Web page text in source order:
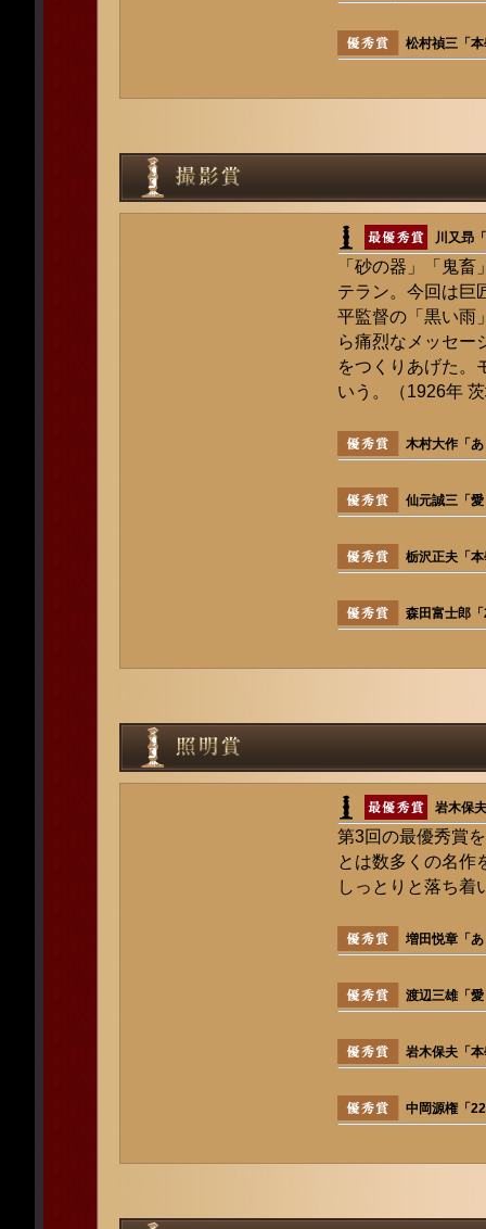
松村禎三「
川又昻
「砂の器」「鬼
テラン。今回は巨
平監督の「黒い雨
ら痛烈なメッセー
をつくりあげた。
いう。（1926年
木村大作「
仙元誠三「
栃沢正夫「
森田富士郎
岩木保
第3回の最優秀賞
とは数多くの名作
しっとりと落ち着
増田悦章「
渡辺三雄「
岩木保夫「
中岡源権「